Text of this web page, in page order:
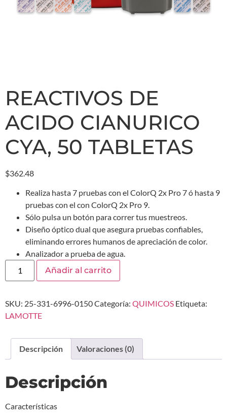
REACTIVOS DE
ACIDO CIANURICO
CYA, 50 TABLETAS
$362.48
Realiza hasta 7 pruebas con el ColorQ 2x Pro 7 ó hasta 9
pruebas con el con ColorQ 2x Pro 9.
Sólo pulsa un botón para correr tus muestreos.
Diseño óptico dual que asegura pruebas confiables,
eliminando errores humanos de apreciación de color.
Analizador a prueba de agua.
Añadir al carrito
SKU: 25-331-6996-0150Categoría: QUIMICOS Etiqueta:
LAMOTTE
Descripción Valoraciones (0)
Descripción
Características